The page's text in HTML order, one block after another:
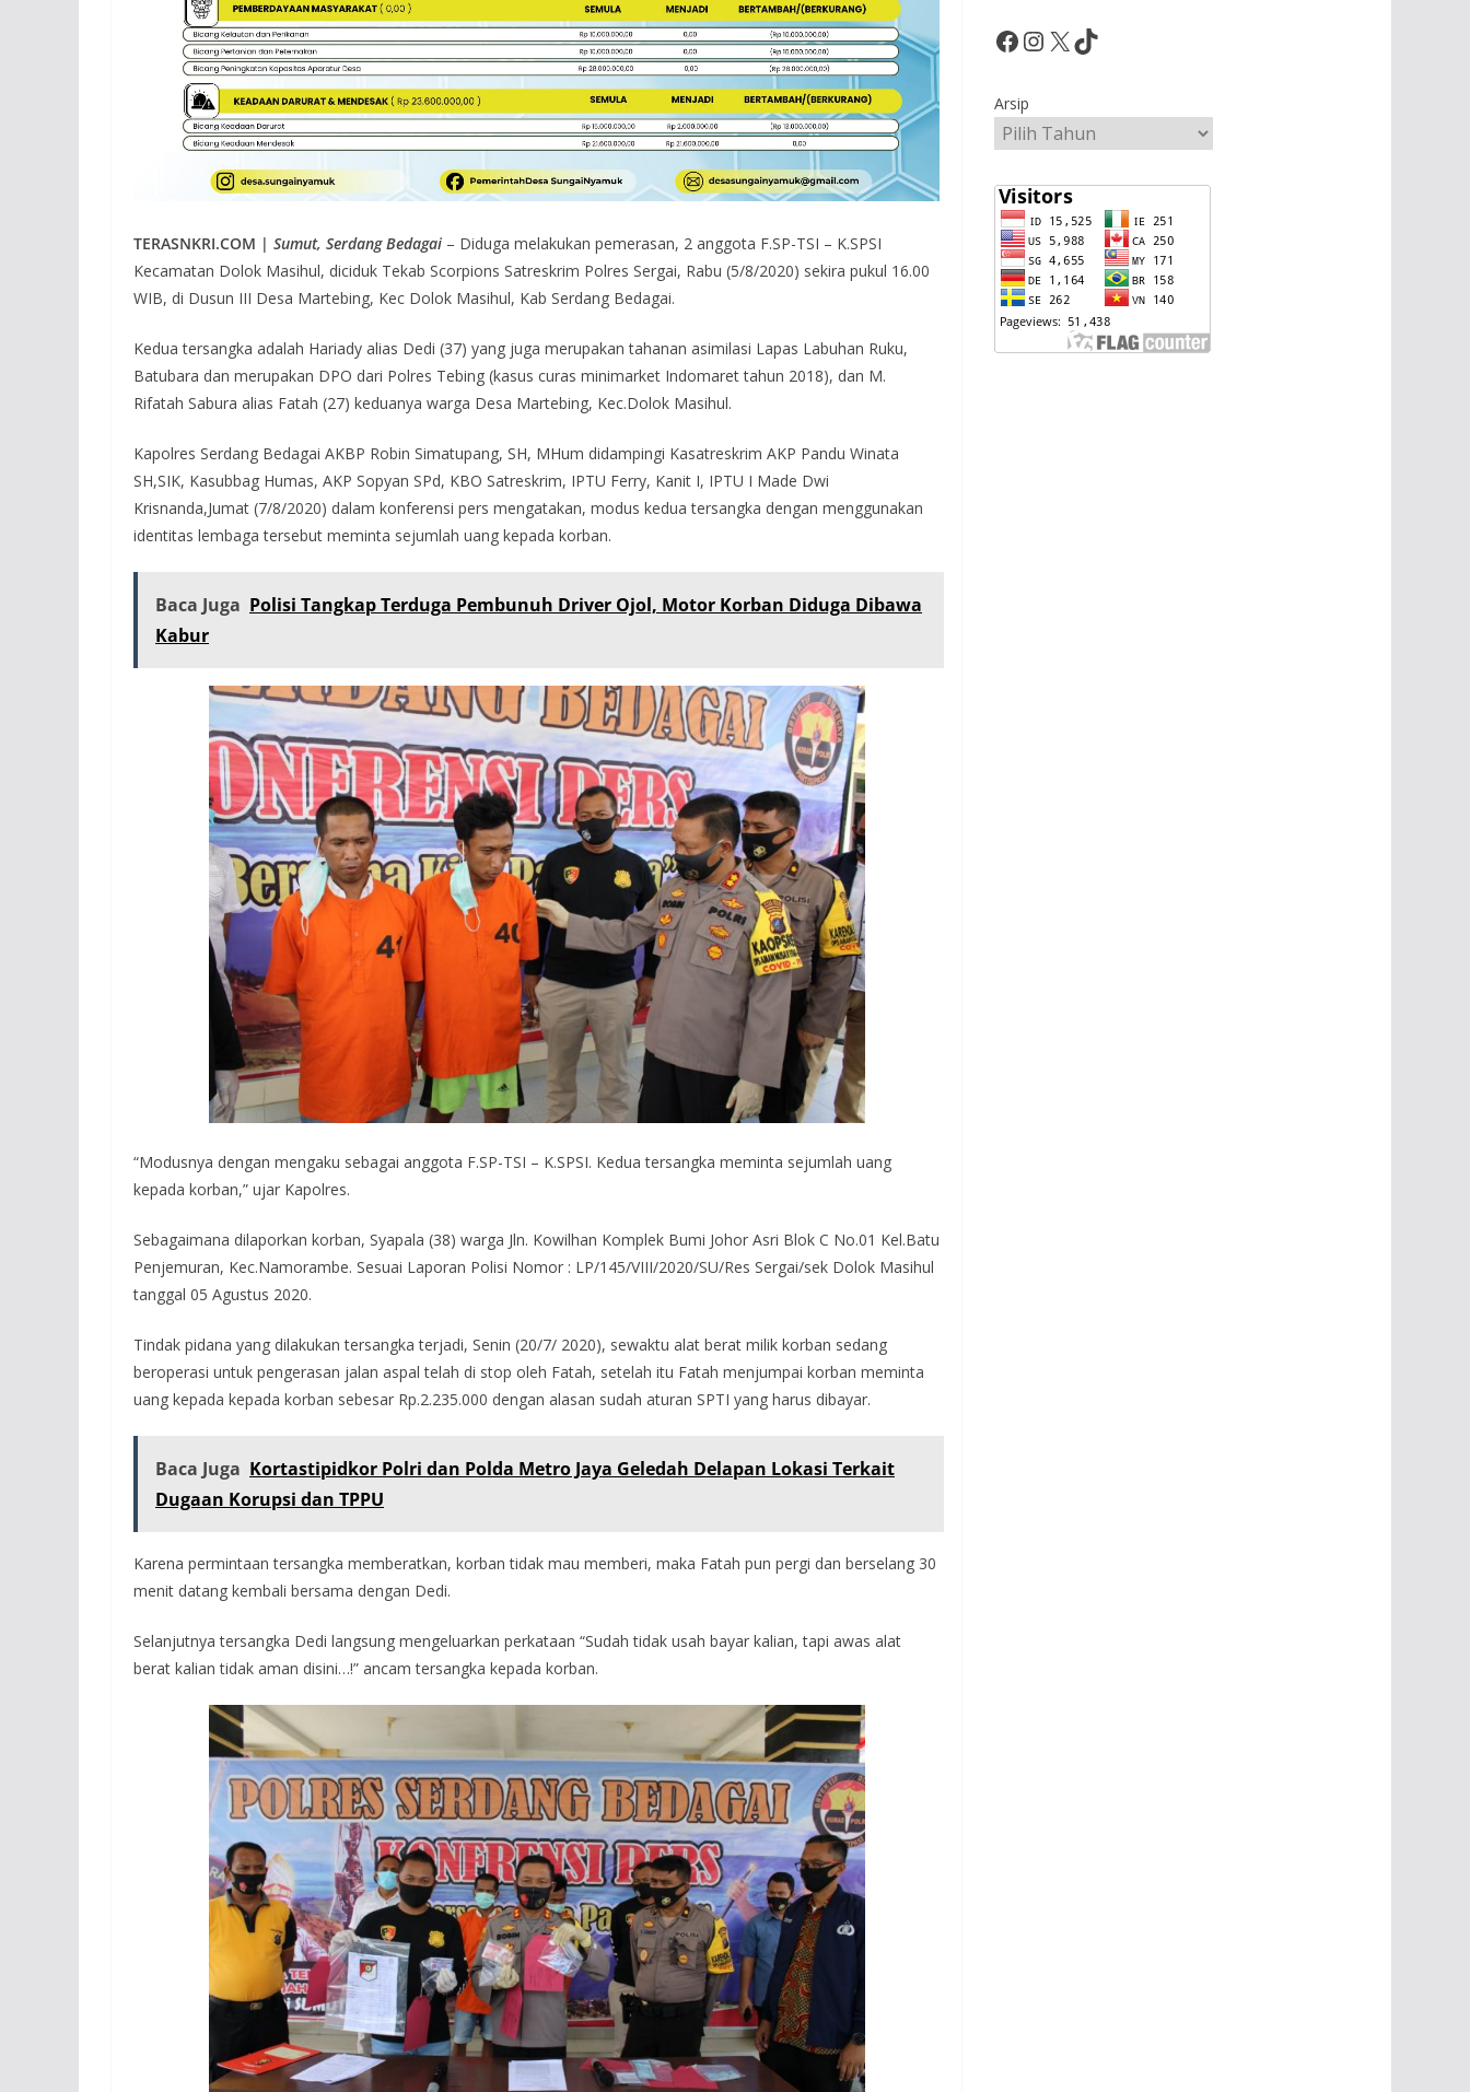
TERASNKRI.COM | Sumut, Serdang Bedagai – Diduga melakukan pemerasan, 2 anggota F.SP-TSI – K.SPSI
Kecamatan Dolok Masihul, diciduk Tekab Scorpions Satreskrim Polres Sergai, Rabu (5/8/2020) sekira pukul 16.00
WIB, di Dusun III Desa Martebing, Kec Dolok Masihul, Kab Serdang Bedagai.
Kedua tersangka adalah Hariady alias Dedi (37) yang juga merupakan tahanan asimilasi Lapas Labuhan Ruku,
Batubara dan merupakan DPO dari Polres Tebing (kasus curas minimarket Indomaret tahun 2018), dan M.
Rifatah Sabura alias Fatah (27) keduanya warga Desa Martebing, Kec.Dolok Masihul.
Kapolres Serdang Bedagai AKBP Robin Simatupang, SH, MHum didampingi Kasatreskrim AKP Pandu Winata
SH,SIK, Kasubbag Humas, AKP Sopyan SPd, KBO Satreskrim, IPTU Ferry, Kanit I, IPTU I Made Dwi
Krisnanda,Jumat (7/8/2020) dalam konferensi pers mengatakan, modus kedua tersangka dengan menggunakan
identitas lembaga tersebut meminta sejumlah uang kepada korban.
Baca Juga Polisi Tangkap Terduga Pembunuh Driver Ojol, Motor Korban Diduga Dibawa
Kabur
“Modusnya dengan mengaku sebagai anggota F.SP-TSI – K.SPSI. Kedua tersangka meminta sejumlah uang
kepada korban,” ujar Kapolres.
Sebagaimana dilaporkan korban, Syapala (38) warga Jln. Kowilhan Komplek Bumi Johor Asri Blok C No.01 Kel.Batu
Penjemuran, Kec.Namorambe. Sesuai Laporan Polisi Nomor : LP/145/VIII/2020/SU/Res Sergai/sek Dolok Masihul
tanggal 05 Agustus 2020.
Tindak pidana yang dilakukan tersangka terjadi, Senin (20/7/ 2020), sewaktu alat berat milik korban sedang
beroperasi untuk pengerasan jalan aspal telah di stop oleh Fatah, setelah itu Fatah menjumpai korban meminta
uang kepada kepada korban sebesar Rp.2.235.000 dengan alasan sudah aturan SPTI yang harus dibayar.
Baca Juga Kortastipidkor Polri dan Polda Metro Jaya Geledah Delapan Lokasi Terkait
Dugaan Korupsi dan TPPU
Karena permintaan tersangka memberatkan, korban tidak mau memberi, maka Fatah pun pergi dan berselang 30
menit datang kembali bersama dengan Dedi.
Selanjutnya tersangka Dedi langsung mengeluarkan perkataan “Sudah tidak usah bayar kalian, tapi awas alat
berat kalian tidak aman disini…!” ancam tersangka kepada korban.
Facebook InstagramX TikTok
Arsip